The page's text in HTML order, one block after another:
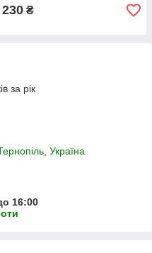
230 ₴
за рік
Україна
16:00